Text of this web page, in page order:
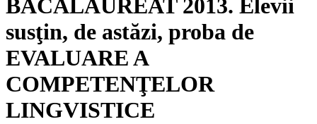
BACALAUREAT 2013. Elevii
susţin, de astăzi, proba de
EVALUARE A
COMPETENŢELOR
LINGVISTICE